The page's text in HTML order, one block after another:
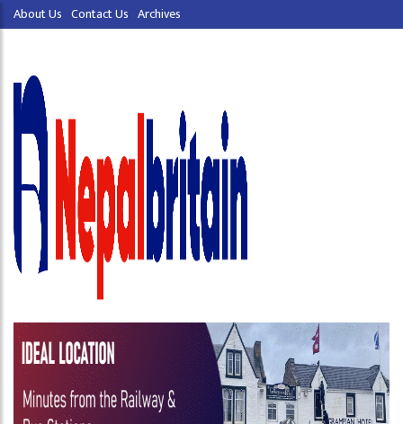
About Us Contact Us Archives